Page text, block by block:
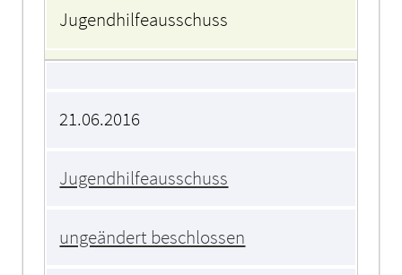
Jugendhilfeausschuss
21.06.2016
Jugendhilfeausschuss
ungeändert beschlossen